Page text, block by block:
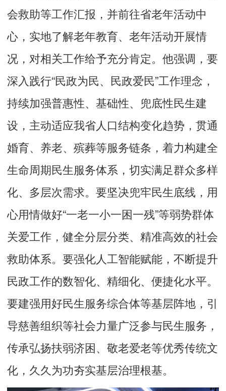
会救助等工作汇报，并前往省老年活动中
心，实地了解老年教育、老年活动开展情
况，对相关工作给予充分肯定。他强调，要
深入践行“民政为民、民政爱民”工作理念，
持续加强普惠性、基础性、兜底性民生建
设，主动适应我省人口结构变化趋势，贯通
婚育、养老、殡葬等服务链条，着力构建全
生命周期民生服务体系，切实满足群众多样
化、多层次需求。要坚决兜牢民生底线，用
心用情做好“一老一小一困一残”等弱势群体
关爱工作，健全分层分类、精准高效的社会
救助体系。要强化人工智能赋能，不断提升
民政工作的数智化、精细化、便捷化水平。
要建强用好民生服务综合体等基层阵地，引
导慈善组织等社会力量广泛参与民生服务，
传承弘扬扶弱济困、敬老爱老等优秀传统文
化，久久为功夯实基层治理根基。